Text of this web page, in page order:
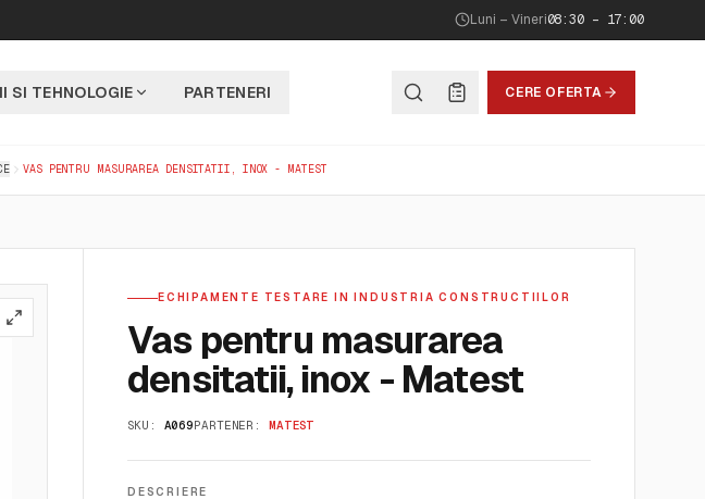
Luni – Vineri08:30 – 17:00
SI TEHNOLOGIE PARTENERI CERE OFERTA
VAS PENTRU MASURAREA DENSITATII, INOX - MATEST
ECHIPAMENTE TESTARE IN INDUSTRIA CONSTRUCTIILOR
Vas pentru masurarea
densitatii, inox - Matest
SKU: A069PARTENER: MATEST
DESCRIERE